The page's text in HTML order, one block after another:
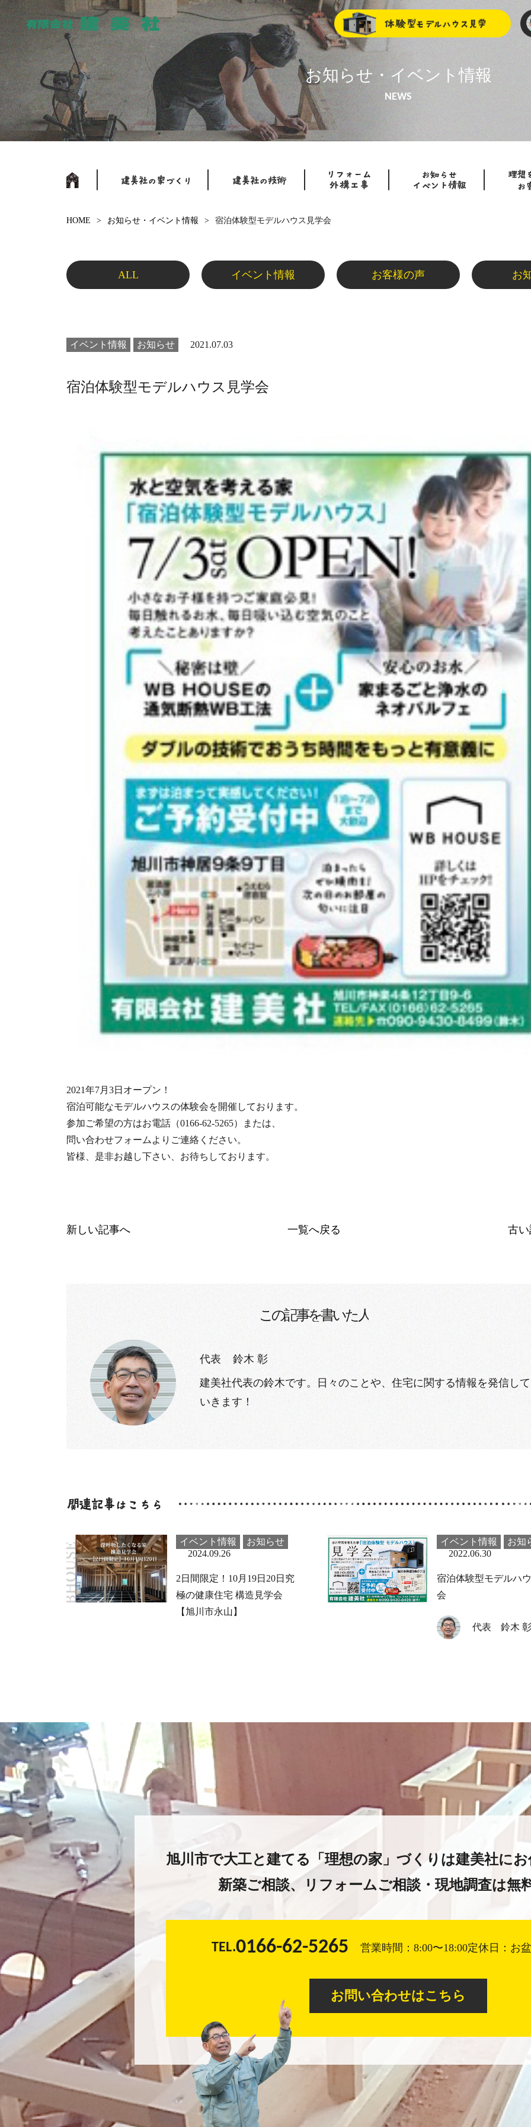
お知らせ・イベント情報
NEWS
HOME お知らせ・イベント情報 宿泊体験型モデルハウス見学会
ALL イベント情報 お客様の声 お
イベント情報 お知らせ 2021.07.03
宿泊体験型モデルハウス見学会
2021年7月3日オープン！
宿泊可能なモデルハウスの体験会を開催しております。
参加ご希望の方はお電話（0166-62-5265）または、
問い合わせフォームよりご連絡ください。
皆様、是非お越し下さい、お待ちしております。
新しい記事へ 一覧へ戻る 古
代表
鈴木 彰
建美社代表の鈴木です。日々のことや、住宅に関する情報を発信して
いきます！
イベント情報
お知らせ
2024.09.26
2日間限定！10月19日20日究
極の健康住宅 構造見学会
【旭川市永山】
イベント情報
お知
2022.06.30
宿泊体験型モデルハ
会
代表 鈴木 彰
旭川市で大工と建てる
「理想の家」づくりは建美社に
新築ご相談、
リフォームご相談・現地調査は無
TEL.0166-62-5265 営業時間：8:00〜18:00定休日：お
お問い合わせはこちら